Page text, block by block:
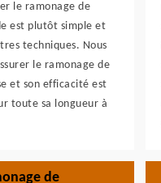
le ramonage de
est plutôt simple et
techniques. Nous
le ramonage de
et son efficacité est
toute sa longueur à
de